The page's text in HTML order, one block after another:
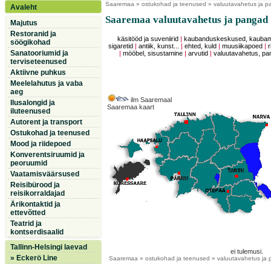
Avaleht
Majutus
Restoranid ja
söögikohad
Sanatooriumid ja
terviseteenused
Aktiivne puhkus
Meelelahutus ja vaba
aeg
Ilusalongid ja
iluteenused
Autorent ja transport
Ostukohad ja teenused
Mood ja riidepoed
Konverentsiruumid ja
peoruumid
Vaatamisväärsused
Reisibürood ja
reisikorraldajad
Ärikontaktid ja
ettevõtted
Teatrid ja
kontserdisaalid
Tallinn-Helsingi laevad
» Eckerö Line
Saaremaa » ostukohad ja teenused » valuutavahetus ja
Saaremaa valuutavahetus ja pangad
käsitööd ja suveniirid
kaubanduskeskused,
sigaretid
|antiik, kunst... |ehted, kuld |muusiikapoed |
|mööbel, sisustamine |arvutid |valuutavahetus,
ilm Saaremaal
Saaremaa kaart
ei tulemusi.
Saaremaa » ostukohad ja teenused » valuutavahetus ja